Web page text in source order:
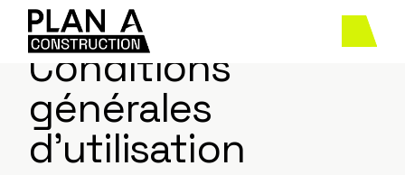
contentConditions
générales
d’utilisation